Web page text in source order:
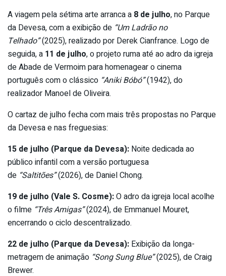
A viagem pela sétima arte arranca a 8 de julho, no Parque
da Devesa, com a exibição de “Um Ladrão no
Telhado”(2025), realizado por Derek Cianfrance. Logo de
seguida, a 11 de julho, o projeto ruma até ao adro da igreja
de Abade de Vermoim para homenagear o cinema
português com o clássico “Aniki Bóbó”(1942), do
realizador Manoel de Oliveira.
O cartaz de julho fecha com mais três propostas no Parque
da Devesa e nas freguesias:
15 de julho (Parque da Devesa): Noite dedicada ao
público infantil com a versão portuguesa
de “Saltitões”(2026), de Daniel Chong.
19 de julho (Vale S. Cosme):O adro da igreja local acolhe
o filme “Três Amigas”(2024), de Emmanuel Mouret,
encerrando o ciclo descentralizado.
22 de julho (Parque da Devesa): Exibição da longa-
metragem de animação “Song Sung Blue”(2025), de Craig
Brewer.